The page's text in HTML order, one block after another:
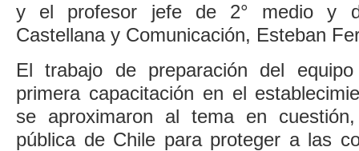
y el profesor jefe de 2° medio y
Castellana y Comunicación, Esteban
El trabajo de preparación del
primera capacitación en el
se aproximaron al tema en
pública de Chile para proteger a las